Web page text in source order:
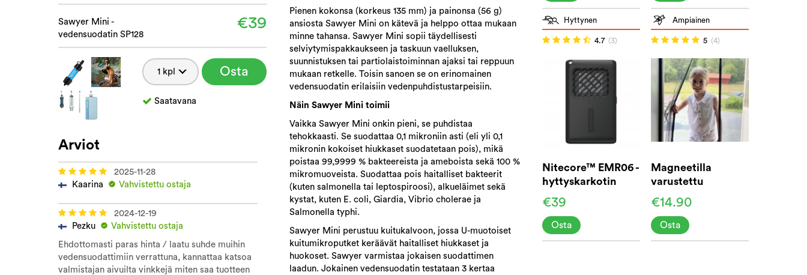
Sawyer Mini -
vedensuodatin SP128
€39
Osta
Saatavana
Pienen kokonsa (korkeus 135 mm) ja painonsa (56 g)
ansiosta Sawyer Mini on kätevä ja helppo ottaa mukaan
minne tahansa. Sawyer Mini sopii täydellisesti
selviytymispakkaukseen ja taskuun vaelluksen,
suunnistuksen tai partiolaistoiminnan ajaksi tai reppuun
mukaan retkelle. Toisin sanoen se on erinomainen
vedensuodatin erilaisiin vedenpuhdistustarpeisiin.
Näin Sawyer Mini toimii
Vaikka Sawyer Mini onkin pieni, se puhdistaa
tehokkaasti. Se suodattaa 0,1 mikroniin asti (eli yli 0,1
mikronin kokoiset hiukkaset suodatetaan pois), mikä
poistaa 99,9999 % bakteereista ja ameboista sekä 100 %
mikromuoveista. Suodattaa pois haitalliset bakteerit
(kuten salmonella tai leptospiroosi), alkueläimet sekä
kystat, kuten E. coli, Giardia, Vibrio cholerae ja
Salmonella typhi.
Sawyer Mini perustuu kuitukalvoon, jossa U-muotoiset
kuitumikroputket keräävät haitalliset hiukkaset ja
huokoset. Sawyer varmistaa jokaisen suodattimen
laadun. Jokainen vedensuodatin testataan 3 kertaa
Arviot
2025-11-28
Kaarina
Vahvistettu ostaja
2024-12-19
Pezku
Vahvistettu ostaja
Ehdottomasti paras hinta / laatu suhde muihin
vedensuodattimiin verrattuna, kannattaa katsoa
valmistajan aivuilta vinkkejä miten saa tuotteen
Hyttynen
4.7 (3)
Nitecore™ EMR06 -
hyttyskarkotin
€39
Osta
Ampiainen
5 (4)
Magneetilla
varustettu
hyttysverkko
oveen 210 cm
€14.90
Osta